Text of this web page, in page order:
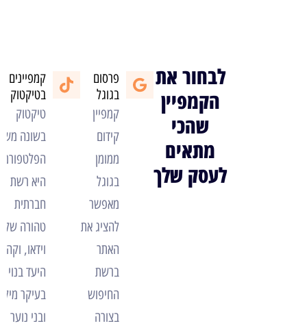
לבחור את
הקמפיין
שהכי
מתאים
לעסק שלך
קמפיינים
בטיקטוק
טיקטוק
בשונה
היא רשת
חברתית
טהורה של
וידאו, וקהל
היעד בנוי
בעיקר
ובני נוער
פרסום
בגוגל
קמפיין
קידום
ממומן
בגוגל
מאפשר
להציג את
האתר
ברשת
החיפוש
בצורה